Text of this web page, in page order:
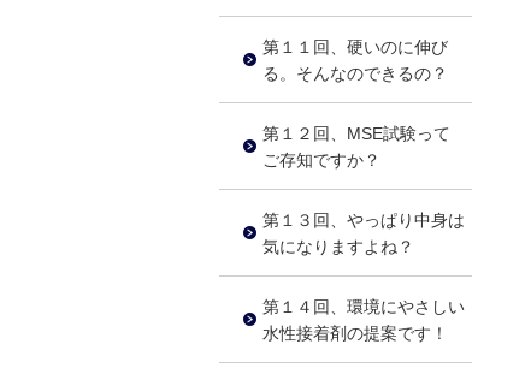
第１１回、硬いのに伸び
る。そんなのできるの？
第１２回、MSE試験って
ご存知ですか？
第１３回、やっぱり中身は
気になりますよね？
第１４回、環境にやさしい
水性接着剤の提案です！